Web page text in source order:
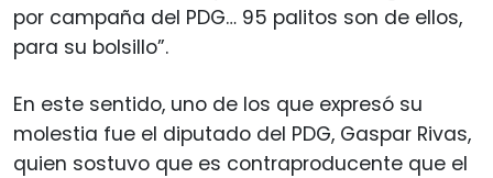
por campaña del PDG… 95 palitos son de ellos,
para su bolsillo”.
En este sentido, uno de los que expresó su
molestia fue el diputado del PDG, Gaspar Rivas,
quien sostuvo que es contraproducente que el